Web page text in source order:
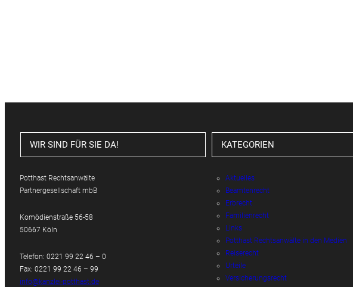
WIR SIND FÜR SIE DA!
Potthast Rechtsanwälte
Partnergesellschaft mbB
Komödienstraße 56-58
50667 Köln
Telefon: 0221 99 22 46 – 0
Fax: 0221 99 22 46 – 99
info@kanzlei-potthast.de
KATEGORIEN
Aktuelles
Beamtenrecht
Erbrecht
Familienrecht
Links
Potthast Rechtsanwälte in den Medien
Reiserecht
Urteile
Versicherungsrecht